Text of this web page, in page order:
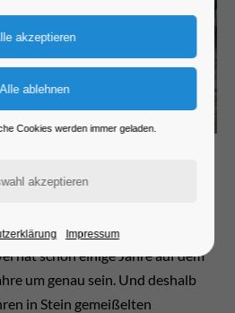
hat schon einige Jahre auf dem
um genau sein. Und deshalb
in Stein gemeißelten
Cookies werden immer geladen.
Impressum